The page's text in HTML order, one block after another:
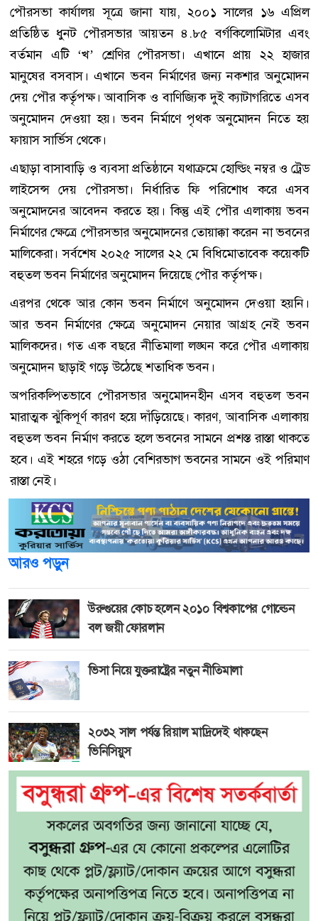
পৌরসভা কার্যালয় সূত্রে জানা যায়, ২০০১ সালের ১৬ এপ্রিল
প্রতিষ্ঠিত ধুনট পৌরসভার আয়তন ৪.৮৫ বর্গকিলোমিটার এবং
বর্তমান এটি ‘খ’ শ্রেণির পৌরসভা। এখানে প্রায় ২২ হাজার
মানুষের বসবাস। এখানে ভবন নির্মাণের জন্য নকশার অনুমোদন
দেয় পৌর কর্তৃপক্ষ। আবাসিক ও বাণিজ্যিক দুই ক্যাটাগরিতে এসব
অনুমোদন দেওয়া হয়। ভবন নির্মাণে পৃথক অনুমোদন নিতে হয়
ফায়াস সার্ভিস থেকে।
এছাড়া বাসাবাড়ি ও ব্যবসা প্রতিষ্ঠানে যথাক্রমে হোল্ডিং নম্বর ও ট্রেড
লাইসেন্স দেয় পৌরসভা। নির্ধারিত ফি পরিশোধ করে এসব
অনুমোদনের আবেদন করতে হয়। কিন্তু এই পৌর এলাকায় ভবন
নির্মাণের ক্ষেত্রে পৌরসভার অনুমোদনের তোয়াক্কা করেন না ভবনের
মালিকেরা। সর্বশেষ ২০২৫ সালের ২২ মে বিধিমোতাবেক কয়েকটি
বহুতল ভবন নির্মাণের অনুমোদন দিয়েছে পৌর কর্তৃপক্ষ।
এরপর থেকে আর কোন ভবন নির্মাণে অনুমোদন দেওয়া হয়নি।
আর ভবন নির্মাণের ক্ষেত্রে অনুমোদন নেয়ার আগ্রহ নেই ভবন
মালিকদের। গত এক বছরে নীতিমালা লঙ্ঘন করে পৌর এলাকায়
অনুমোদন ছাড়াই গড়ে উঠেছে শতাধিক ভবন।
অপরিকল্পিতভাবে পৌরসভার অনুমোদনহীন এসব বহুতল ভবন
মারাত্মক ঝুঁকিপূর্ণ কারণ হয়ে দাঁড়িয়েছে। কারণ, আবাসিক এলাকায়
বহুতল ভবন নির্মাণ করতে হলে ভবনের সামনে প্রশস্ত রাস্তা থাকতে
হবে। এই শহরে গড়ে ওঠা বেশিরভাগ ভবনের সামনে ওই পরিমাণ
রাস্তা নেই।
আরও পড়ুন
উরুগুয়ের কোচ হলেন ২০১০ বিশ্বকাপের গোল্ডেন
বল জয়ী ফোরলান
ভিসা নিয়ে যুক্তরাষ্ট্রের নতুন নীতিমালা
২০৩২ সাল পর্যন্ত রিয়াল মাদ্রিদেই থাকছেন
ভিনিসিয়ুস